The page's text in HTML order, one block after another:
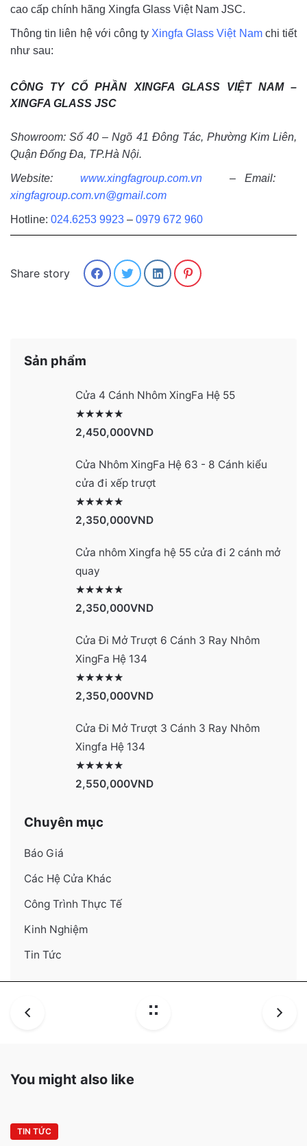
cao cấp chính hãng Xingfa Glass Việt Nam JSC.
Thông tin liên hệ với công ty Xingfa Glass Việt Namchi tiết
như sau:
CÔNG TY CỔ PHẦN XINGFA GLASS VIỆT NAM –
XINGFA GLASS JSC
Showroom: Số 40 – Ngõ 41 Đông Tác, Phường Kim Liên,
Quận Đống Đa, TP.Hà Nội.
Website: www.xingfagroup.com.vn – Email:
xingfagroup.com.vn@gmail.com
Hotline: 024.6253 9923 – 0979 672 960
Share story
Sản phẩm
Cửa 4 Cánh Nhôm XingFa Hệ 55
2,450,000VND
Cửa Nhôm XingFa Hệ 63 - 8 Cánh kiểu
cửa đi xếp trượt
2,350,000VND
Cửa nhôm Xingfa hệ 55 cửa đi 2 cánh mở
quay
2,350,000VND
Cửa Đi Mở Trượt 6 Cánh 3 Ray Nhôm
XingFa Hệ 134
2,350,000VND
Cửa Đi Mở Trượt 3 Cánh 3 Ray Nhôm
Xingfa Hệ 134
2,550,000VND
Chuyên mục
Báo Giá
Các Hệ Cửa Khác
Công Trình Thực Tế
Kinh Nghiệm
Tin Tức
You might also like
TIN TỨC